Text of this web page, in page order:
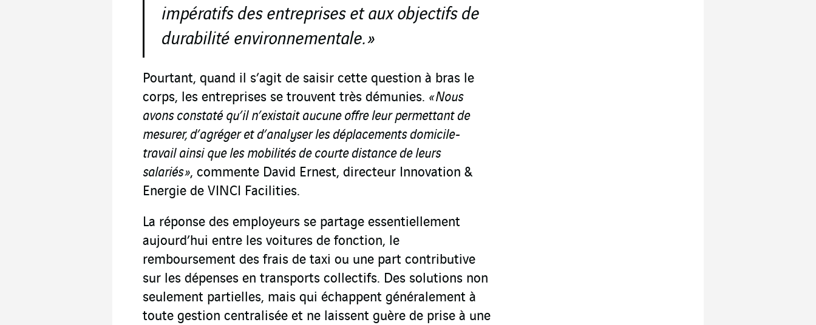
impératifs des entreprises et aux objectifs de
durabilité environnementale. »
Pourtant, quand il s’agit de saisir cette question à bras le
corps, les entreprises se trouvent très démunies. « Nous
avons constaté qu’il n’existait aucune offre leur permettant de
mesurer, d’agréger et d’analyser les déplacements domicile-
travail ainsi que les mobilités de courte distance de leurs
salariés », commente David Ernest, directeur Innovation &
Energie de VINCI Facilities.
La réponse des employeurs se partage essentiellement
aujourd’hui entre les voitures de fonction, le
remboursement des frais de taxi ou une part contributive
sur les dépenses en transports collectifs. Des solutions non
seulement partielles, mais qui échappent généralement à
toute gestion centralisée et ne laissent guère de prise à une